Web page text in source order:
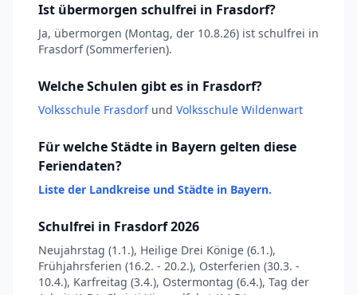
Ist übermorgen schulfrei in Frasdorf?
Ja, übermorgen (Montag, der 10.8.26) ist schulfrei in
Frasdorf (Sommerferien).
Welche Schulen gibt es in Frasdorf?
Volksschule Frasdorf und Volksschule Wildenwart
Für welche Städte in Bayern gelten diese
Feriendaten?
Liste der Landkreise und Städte in Bayern.
Schulfrei in Frasdorf 2026
Neujahrstag (1.1.), Heilige Drei Könige (6.1.),
Frühjahrsferien (16.2. - 20.2.), Osterferien (30.3. -
10.4.), Karfreitag (3.4.), Ostermontag (6.4.), Tag der